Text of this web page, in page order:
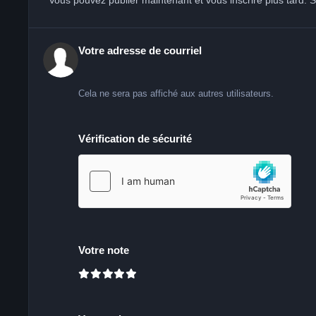
Votre adresse de courriel
Cela ne sera pas affiché aux autres utilisateurs.
Vérification de sécurité
Votre note